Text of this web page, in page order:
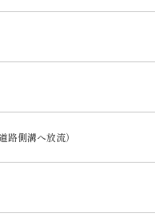
側溝へ放流）